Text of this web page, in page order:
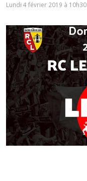
Lundi 4 février 2019 à